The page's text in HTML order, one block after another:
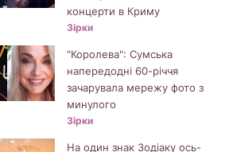
концерти в Криму
Зірки
"Королева": Сумська
напередодні 60-річчя
зачарувала мережу фото з
минулого
Зірки
На один знак Зодіаку ось-